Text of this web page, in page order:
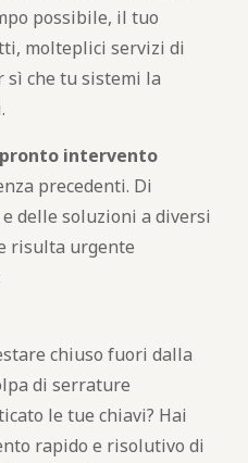
possibile, il tuo
molteplici servizi di
che tu sistemi la
pronto intervento
precedenti. Di
delle soluzioni a diversi
risulta urgente
chiuso fuori dalla
di serrature
le tue chiavi? Hai
rapido e risolutivo di